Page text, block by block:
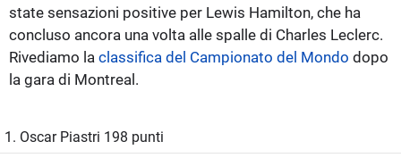
state sensazioni positive per Lewis Hamilton, che ha
concluso ancora una volta alle spalle di Charles Leclerc.
Rivediamo la classifica del Campionato del Mondo dopo
la gara di Montreal.
1. Oscar Piastri 198 punti